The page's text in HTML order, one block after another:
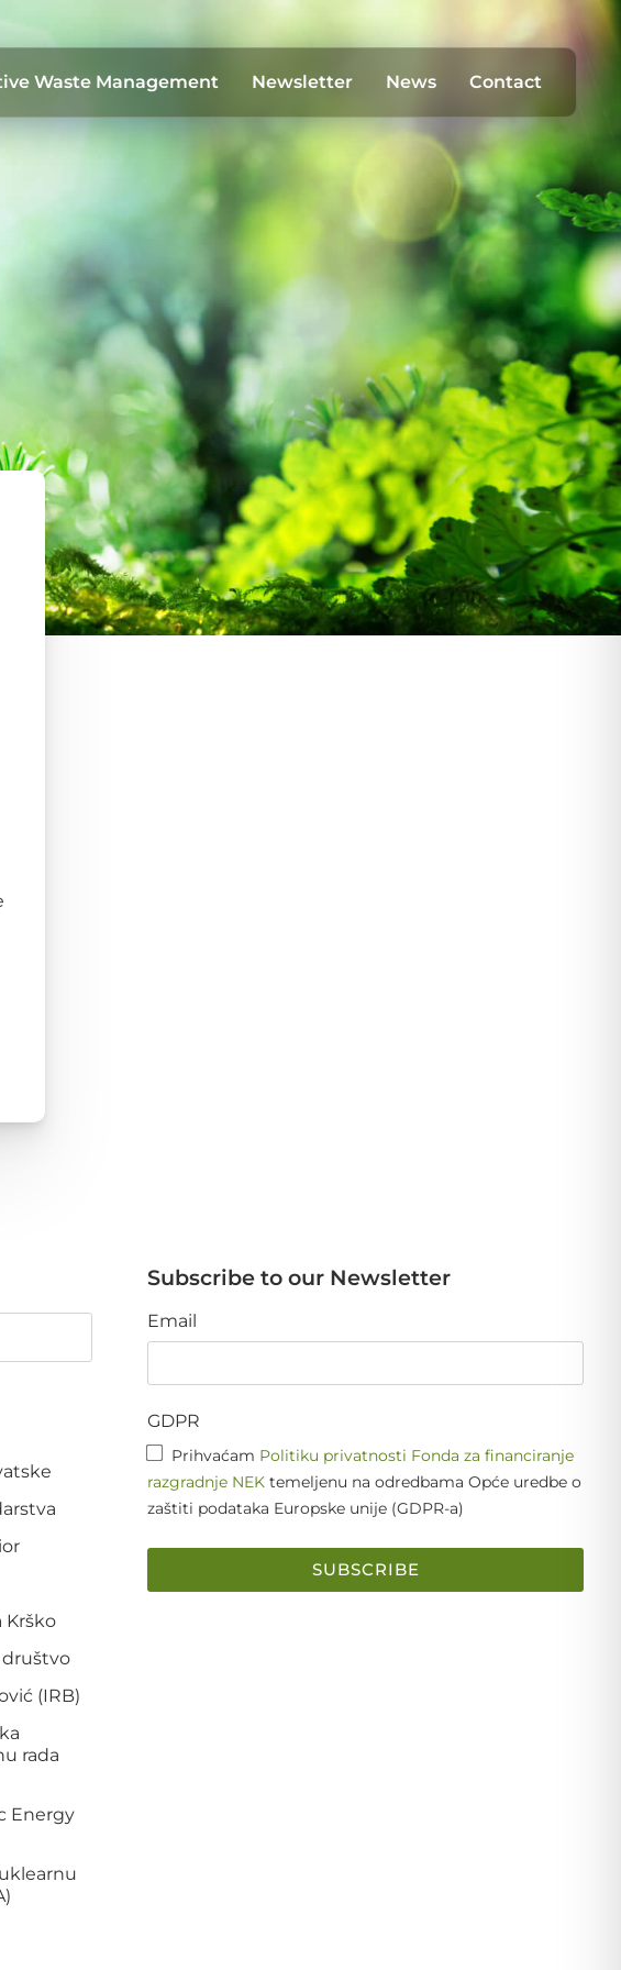
Waste Management Newsletter News Contact
Krško
(IRB)
rada
Energy
Subscribe to our Newsletter
Email
GDPR
Prihvaćam Politiku privatnosti Fonda za financiranje
razgradnje NEK temeljenu na odredbama Opće uredbe o
zaštiti podataka Europske unije (GDPR-a)
SUBSCRIBE